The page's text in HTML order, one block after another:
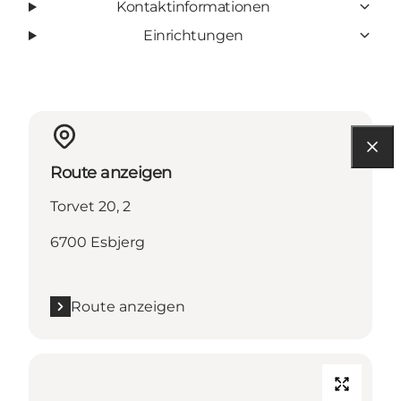
Kontaktinformationen
Einrichtungen
Route anzeigen
Torvet 20, 2
6700 Esbjerg
Route anzeigen